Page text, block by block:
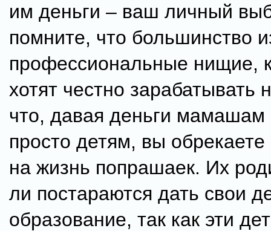
им деньги – ваш личный
помните, что большинство
профессиональные нищие,
хотят честно зарабатывать
что, давая деньги мамашам
просто детям, вы обрекаете
на жизнь попрашаек. Их
ли постараются дать свои
образование, так как эти